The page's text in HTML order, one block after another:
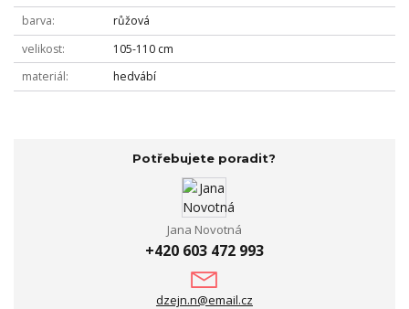
barva
růžová
velikost
105-110 cm
materiál
hedvábí
Potřebujete poradit?
Jana Novotná
+420 603 472 993
dzejn.n@email.cz